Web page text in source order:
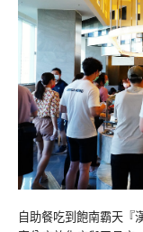
自助餐吃到飽南霸天『